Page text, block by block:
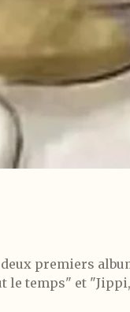
premiers
temps" et